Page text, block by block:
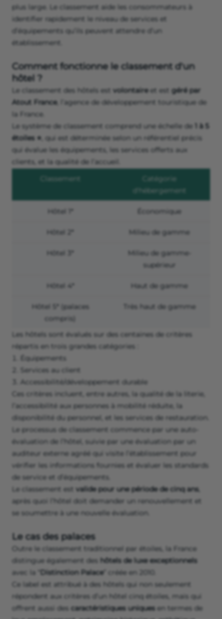
plus large. Le classement aide les consommateurs à
identifier rapidement le niveau de services et
d’équipements qu’ils peuvent attendre d’un
établissement.
Comment fonctionne le classement d'un
hôtel ?
Le classement des hôtels est volontaireet est géré par
Atout France, l’agence de développement touristique de
la France.
Le système de classement comprend une échelle de
1 à 5
étoiles ⭐ , qui est déterminée selon un référentiel précis
qui évalue les équipements, les services offerts aux
clients, et la qualité de l’accueil.
Classement
Catégorie
d'hébergement
Hôtel 1* Économique
Hôtel 2* Milieu de gamme
Hôtel 3*
Milieu de gamme-
supérieur
Hôtel 4* Haut de gamme
Hôtel 5* (palaces
compris)
Très haut de gamme
Les hôtels sont évalués sur des centaines de critères
répartis en trois grandes catégories :
Équipements
Services au client
Accessibilité/développement durable
Ces critères incluent, entre autres, la qualité de la literie,
l’accessibilité aux personnes à mobilité réduite, la
disponibilité du personnel, et les services de restauration.
Le processus de classement commence par une auto-
évaluation de l’hôtel, suivie par une évaluation par un
auditeur externe agréé qui visite l’établissement pour
vérifier les informations fournies et évaluer les standards
de service et d’équipements.
Le classement est valide pour une période de cinq ans,
après quoi l’hôtel doit demander un renouvellement et
se soumettre à une nouvelle évaluation.
Le cas des palaces
Outre le classement traditionnel par étoiles, la France
distingue également des hôtels de luxe exceptionnels
avec la “
Distinction Palace ” créée en 2010.
Ce label est attribué à des hôtels qui non seulement
répondent aux critères d’un hôtel cinq étoiles, mais qui
offrent aussi des caractéristiques uniques en termes de